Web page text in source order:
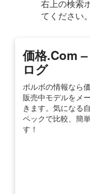
右上の検索
てください。
価格.com –
ログ
ボルボの情報なら
販売中モデルをメ
きます。気になる
ペックで比較、簡
す！